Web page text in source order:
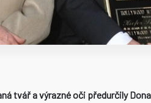
tvář a výrazné oči předurčily